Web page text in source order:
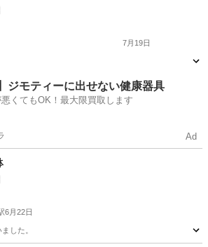
7月19日
ア リンスインシャンプー
ジモティーに出せない健康器具
くてもOK！最大限買取します
Ad
6月22日
した。